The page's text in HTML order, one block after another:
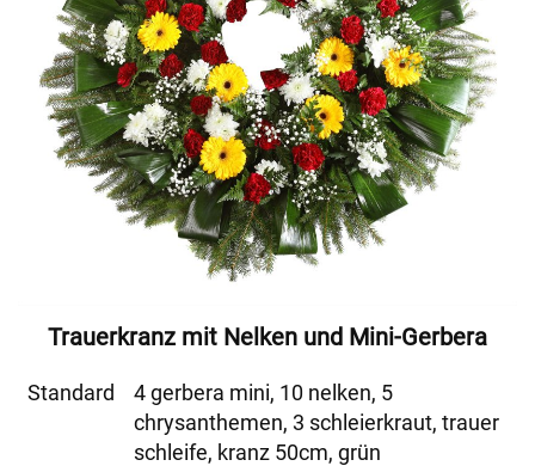
Trauerkranz mit Nelken und Mini-Gerbera
Standard
4 gerbera mini, 10 nelken, 5
chrysanthemen, 3 schleierkraut, trauer
schleife, kranz 50cm, grün